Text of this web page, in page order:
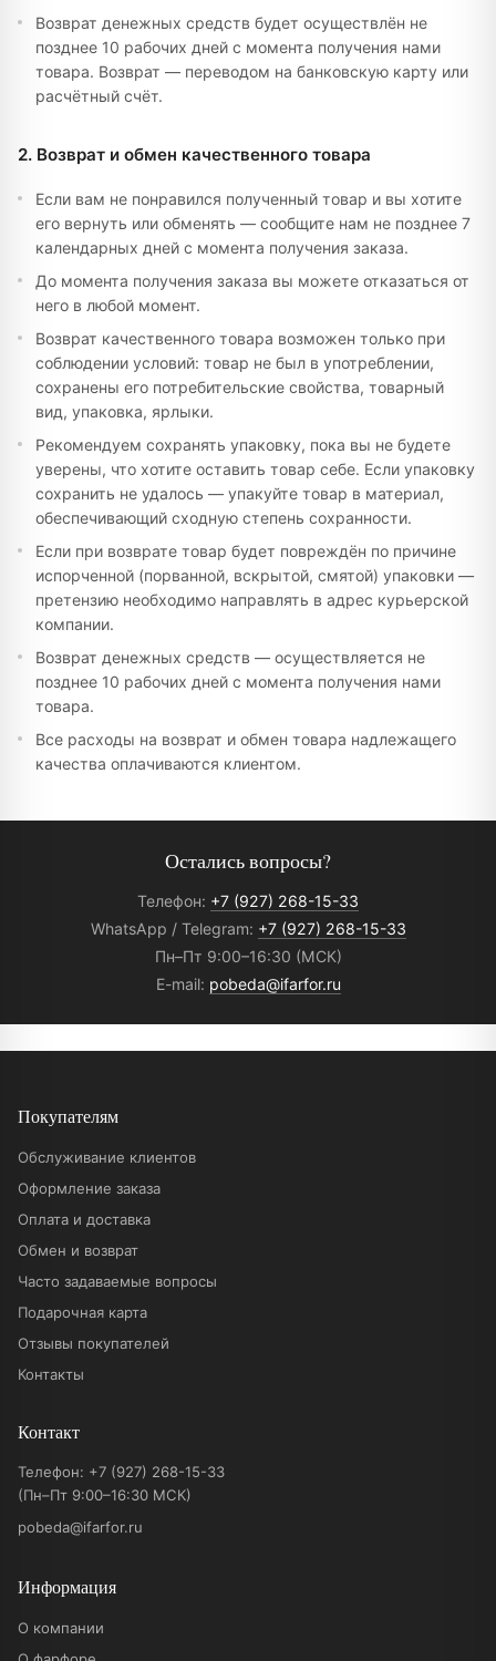
Возврат денежных средств будет осуществлён не
позднее 10 рабочих дней с момента получения нами
товара. Возврат — переводом на банковскую карту или
расчётный счёт.
2. Возврат и обмен качественного товара
Если вам не понравился полученный товар и вы хотите
его вернуть или обменять — сообщите нам не позднее 7
календарных дней с момента получения заказа.
До момента получения заказа вы можете отказаться от
него в любой момент.
Возврат качественного товара возможен только при
соблюдении условий: товар не был в употреблении,
сохранены его потребительские свойства, товарный
вид, упаковка, ярлыки.
Рекомендуем сохранять упаковку, пока вы не будете
уверены, что хотите оставить товар себе. Если упаковку
сохранить не удалось — упакуйте товар в материал,
обеспечивающий сходную степень сохранности.
Если при возврате товар будет повреждён по причине
испорченной (порванной, вскрытой, смятой) упаковки —
претензию необходимо направлять в адрес курьерской
компании.
Возврат денежных средств — осуществляется не
позднее 10 рабочих дней с момента получения нами
товара.
Все расходы на возврат и обмен товара надлежащего
качества оплачиваются клиентом.
Остались вопросы?
Телефон: +7 (927) 268-15-33
WhatsApp / Telegram: +7 (927) 268-15-33
Пн–Пт 9:00–16:30 (МСК)
E-mail: pobeda@ifarfor.ru
Покупателям
Обслуживание клиентов
Оформление заказа
Оплата и доставка
Обмен и возврат
Часто задаваемые вопросы
Подарочная карта
Отзывы покупателей
Контакты
Контакт
Телефон: +7 (927) 268-15-33
(Пн–Пт 9:00–16:30 МСК)
pobeda@ifarfor.ru
Информация
О компании